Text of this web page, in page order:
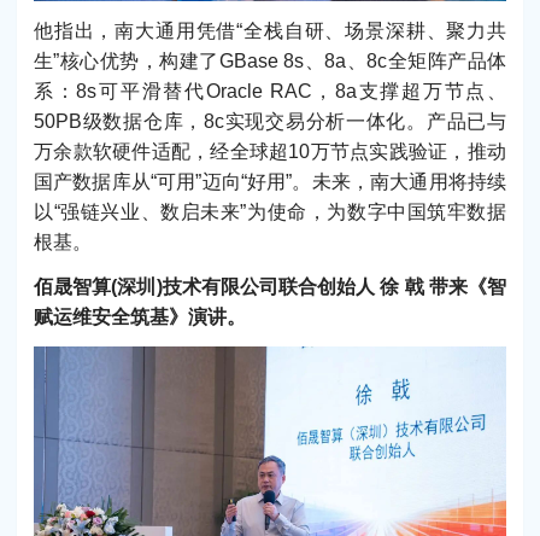
他指出，南大通用凭借“全栈自研、场景深耕、聚力共
生”核心优势，构建了GBase 8s、8a、8c全矩阵产品体
系：8s可平滑替代Oracle RAC，8a支撑超万节点、
50PB级数据仓库，8c实现交易分析一体化。产品已与
万余款软硬件适配，经全球超10万节点实践验证，推动
国产数据库从“可用”迈向“好用”。未来，南大通用将持续
以“强链兴业、数启未来”为使命，为数字中国筑牢数据
根基。
佰晟智算(深圳)技术有限公司联合创始人 徐 戟 带来《智
赋运维安全筑基》演讲。